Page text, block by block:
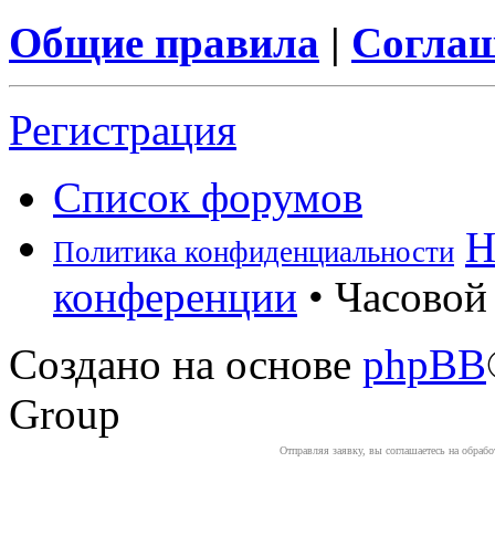
Общие правила |
Регистрация
Список форумов
Политика конфиденциальности
конференции •
Создано на основе phpBB
Group
Отправляя заявку, вы соглашаетесь на